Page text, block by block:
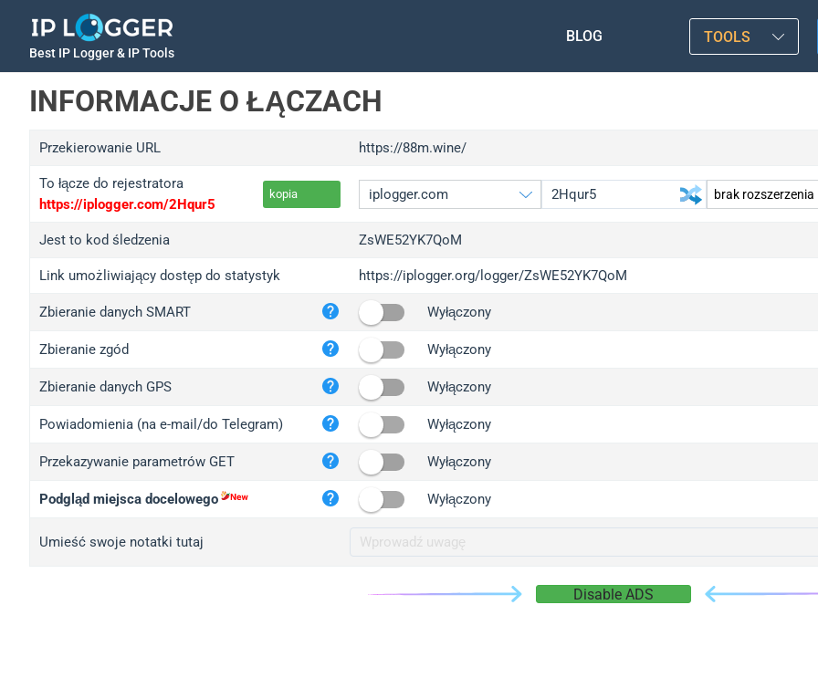
Best IP Logger & IP Tools
BLOG TOOLS
INFORMACJE O ŁĄCZACH
Przekierowanie URL https://88m.wine/
To łącze do rejestratora
https://iplogger.com/2Hqur5
kopia
iplogger.org
wl.gl
ed.tc
iplogger.com
iplogger.co
2no.co
yip.su
iplogger.info
Jest to kod śledzenia ZsWE52YK7QoM
Link umożliwiający dostęp do statystyk https://iplogger.org/logger/ZsWE52YK7QoM
Zbieranie danych SMART Wyłączony
Zbieranie zgód Wyłączony
Zbieranie danych GPS Wyłączony
Powiadomienia (na e-mail/do Telegram) Wyłączony
Przekazywanie parametrów GET Wyłączony
Podgląd miejsca docelowego Wyłączony
Umieść swoje notatki tutaj
Disable ADS